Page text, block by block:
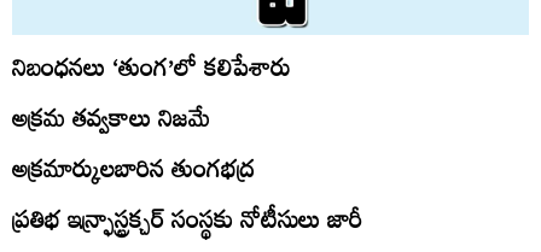
నిబంధనలు ‘తుంగ’లో కలిపేశారు
అక్రమ తవ్వకాలు నిజమే
అక్రమార్కులబారిన తుంగభద్ర
ప్రతిభ ఇన్ర్ఫాస్ట్రక్చర్‌ సంస్థకు నోటీసులు జారీ